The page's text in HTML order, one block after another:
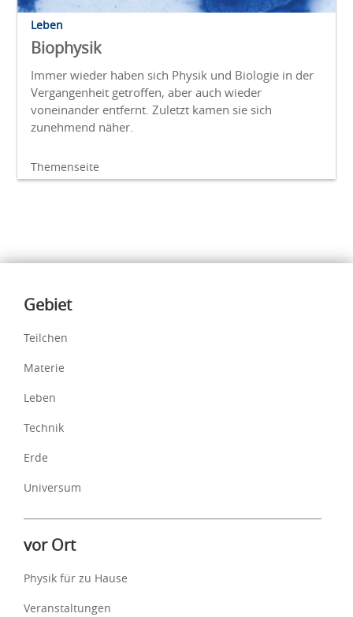
Leben
Biophysik
Immer wieder haben sich Physik und Biologie in der
Vergangenheit getroffen, aber auch wieder
voneinander entfernt. Zuletzt kamen sie sich
zunehmend näher.
Themenseite
Inhalte
Gebiet
Teilchen
Materie
Leben
Technik
Erde
Universum
vor Ort
Physik für zu Hause
Veranstaltungen